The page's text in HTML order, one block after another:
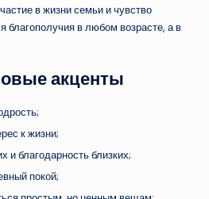
в жизни семьи и чувство
благополучия в любом возрасте, а в
акценты
к жизни;
благодарность близких;
покой;